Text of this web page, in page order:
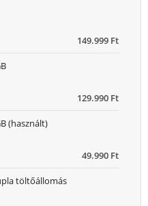
149.999 Ft
129.990 Ft
49.990 Ft
(használt)
töltőállomás